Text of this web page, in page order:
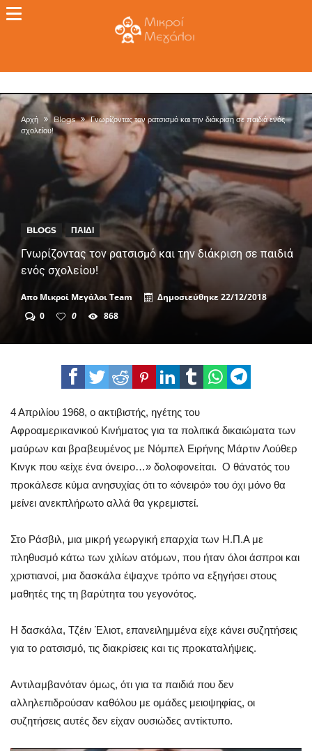
Αρχή Blogs
Γνωρίζοντας τον ρατσισμό και την διάκριση σε παιδιά ενός
σχολείου!
BLOGS ΠΑΙΔΊ
Γνωρίζοντας τον ρατσισμό και την διάκριση σε παιδιά
ενός σχολείου!
Απο Μικροί Μεγάλοι Team Δημοσιεύθηκε22/12/2018
0
0 868
4 Απριλίου 1968, ο ακτιβιστής, ηγέτης του
Αφροαμερικανικού Κινήματος για τα πολιτικά δικαιώματα των
μαύρων και βραβευμένος με Νόμπελ Ειρήνης Μάρτιν Λούθερ
Κινγκ που «είχε ένα όνειρο…» δολοφονείται. Ο θάνατός του
προκάλεσε κύμα ανησυχίας ότι το «όνειρό» του όχι μόνο θα
μείνει ανεκπλήρωτο αλλά θα γκρεμιστεί.
Στο Ράσβιλ, μια μικρή γεωργική επαρχία των Η.Π.Α με
πληθυσμό κάτω των χιλίων ατόμων, που ήταν όλοι άσπροι και
χριστιανοί, μια δασκάλα έψαχνε τρόπο να εξηγήσει στους
μαθητές της τη βαρύτητα του γεγονότος.
Η δασκάλα, Τζέιν Έλιοτ, επανειλημμένα είχε κάνει συζητήσεις
για το ρατσισμό, τις διακρίσεις και τις προκαταλήψεις.
Αντιλαμβανόταν όμως, ότι για τα παιδιά που δεν
αλληλεπιδρούσαν καθόλου με ομάδες μειοψηφίας, οι
συζητήσεις αυτές δεν είχαν ουσιώδες αντίκτυπο.